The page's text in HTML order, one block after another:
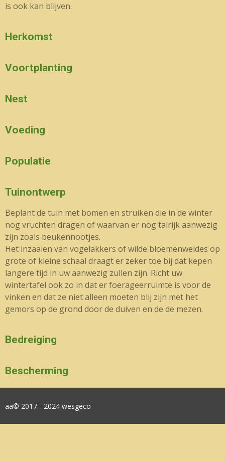
is ook kan blijven.
Herkomst
Voortplanting
Nest
Voeding
Populatie
Tuinontwerp
Beplant de tuin met bomen en struiken die in de winter
nog vruchten dragen of waarvan er nog talrijk aanwezig
zijn zoals beukennootjes.
Het inzaaien van vogelakkers of wilde bloemenweides op
grote of kleine schaal draagt er zeker toe bij dat kepen
langere tijd in uw aanwezig zullen zijn. Richt uw
wintertafel ook zo in dat er foerageerruimte is voor de
vinken en dat ze niet alleen moeten blij zijn met het
gemors op de grond door de duiven en de de mezen.
Bedreiging
Bescherming
aa© 2017 - 2024 wesgeco